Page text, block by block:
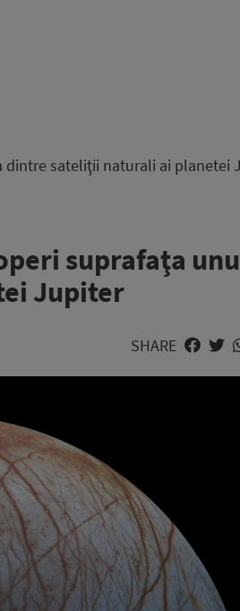
dintre sateliţii naturali ai planetei
suprafaţa
Jupiter
SHARE